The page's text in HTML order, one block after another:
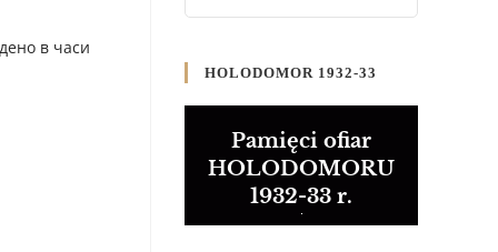
в часи
Булла проголошення
Розпорядження
Преосвященнішого Владики
Кир Володимира Р. Ющака
про вживання друкованих
книг на публічних
богослужіннях
HOLODOMOR 1932-33
Pamięci ofiar
HOLODOMORU
1932-33 r.